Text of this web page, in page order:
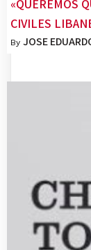
«QUEREMOS
CIVILES
By JOSE